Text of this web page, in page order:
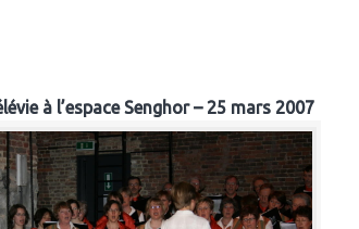
à l’espace Senghor – 25 mars 2007